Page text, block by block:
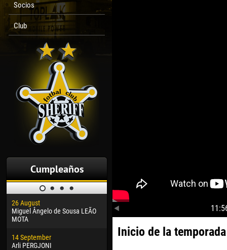
Socios
Club
Cumpleaños
26 August
Miguel Ângelo de Sousa LEÃO
MOTA
14 September
Arli PERGJONI
30 January
Dhoraso Moreo KLAS
24 February
Vladislav COSTIN
13
Inicio de la temporada